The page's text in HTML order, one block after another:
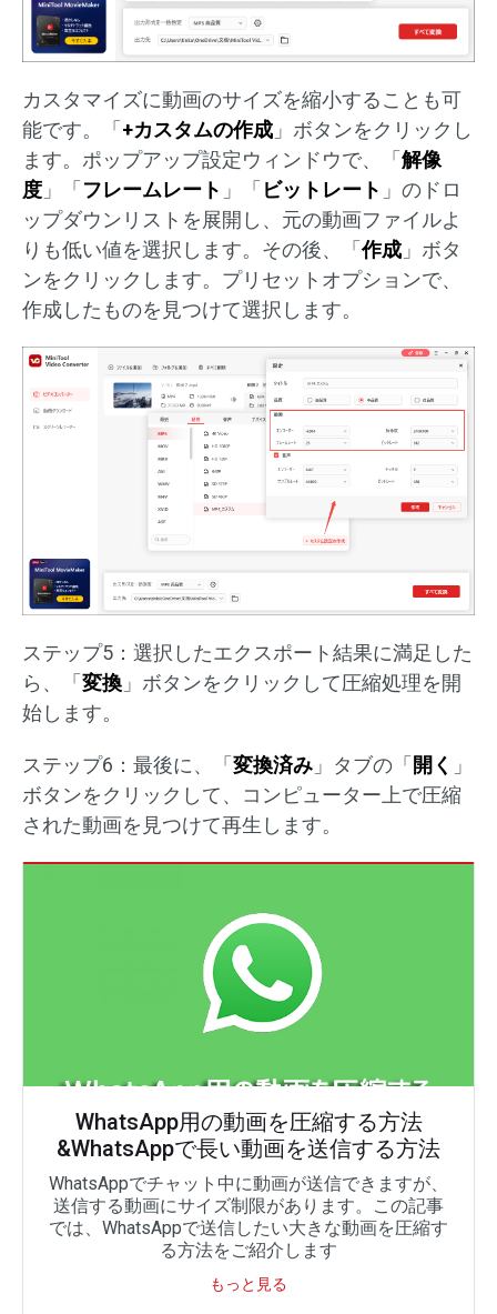
カスタマイズに動画のサイズを縮小することも可
能です。「+カスタムの作成 」ボタンをクリックし
ます。ポップアップ設定ウィンドウで、「解像
度 」「フレームレート 」「ビットレート 」のドロ
ップダウンリストを展開し、元の動画ファイルよ
りも低い値を選択します。その後、「作成 」ボタ
ンをクリックします。プリセットオプションで、
作成したものを見つけて選択します。
ステップ5：選択したエクスポート結果に満足した
ら、「 変換 」ボタンをクリックして圧縮処理を開
始します。
ステップ6：最後に、「 変換済み 」タブの「 開く 」
ボタンをクリックして、コンピューター上で圧縮
された動画を見つけて再生します。
WhatsApp用の動画を圧縮する方法
&WhatsAppで長い動画を送信する方法
WhatsAppでチャット中に動画が送信できますが、
送信する動画にサイズ制限があります。この記事
では、WhatsAppで送信したい大きな動画を圧縮す
る方法をご紹介します
もっと見る